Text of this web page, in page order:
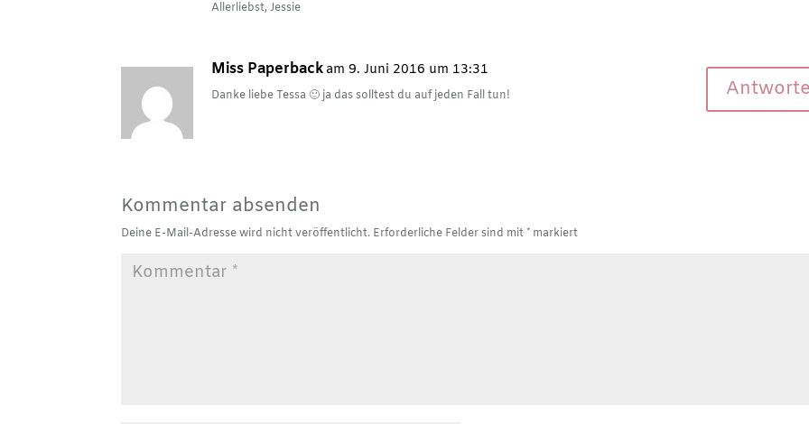
Allerliebst, Jessie
Miss Paperback am 9. Juni 2016 um 13:31
Danke liebe Tessa 🙂 ja das solltest du auf jeden Fall tun!
Kommentar absenden
Deine E-Mail-Adresse wird nicht veröffentlicht. Erforderliche Felder sind mit* markiert